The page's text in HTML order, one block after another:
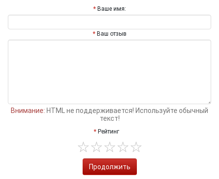
Ваше имя:
Ваш отзыв
Внимание: HTML не поддерживается! Используйте обычный
текст!
Рейтинг
Продолжить